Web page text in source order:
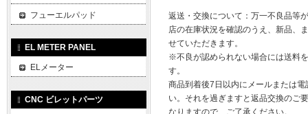
返送・交換について：万一不良品等
店の在庫状況を確認のうえ、新品、
せていただきます。
※不良が認められない場合には送料
す。
商品到着後7日以内にメールまたは
い。それを過ぎますと返品交換のご
なりますので、ご了承ください。
フューエルパッド
EL METER PANEL
ELメーター
CNC ビレットパーツ